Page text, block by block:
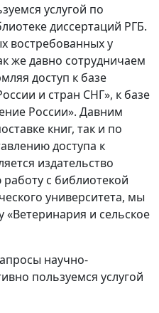
услугой по
диссертаций РГБ.
востребованных у
же давно сотрудничаем
доступ к базе
и стран СНГ», к базе
России». Давним
книг, так и по
доступа к
издательство
с библиотекой
университета, мы
«Ветеринария и сельское
научно-
пользуемся услугой